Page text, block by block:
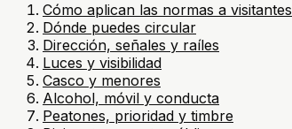
Cómo aplican las normas a visitantes
Dónde puedes circular
Dirección, señales y raíles
Luces y visibilidad
Casco y menores
Alcohol, móvil y conducta
Peatones, prioridad y timbre